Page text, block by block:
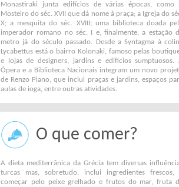
Monastiraki junta edifícios de várias épocas, como
Mosteiro do séc. XVII que dá nome à praça; a Igreja do
X; a mesquita do séc. XVIII; uma biblioteca doada
imperador romano no séc. I e, finalmente, a estação
metro já do século passado. Desde a Syntagma à
Lycabettus está o bairro Kolonaki, famoso pelas
e lojas de designers, jardins e edifícios sumptuosos.
Ópera e a Biblioteca Nacionais integram um novo
de Renzo Piano, que inclui praças e jardins, espaços
aulas de ioga, entre outras atividades.
O que comer?
A dieta mediterrânica da Grécia tem diversas
turcas mas, sobretudo, inclui ingredientes frescos,
começar pelo peixe grelhado e frutos do mar, fruta